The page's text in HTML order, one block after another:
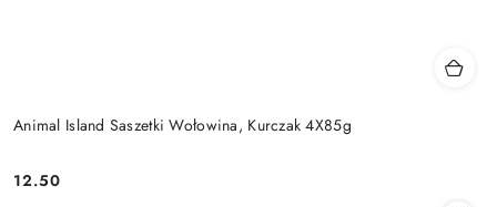
Animal Island Saszetki Wołowina, Kurczak 4X85g
Cena:
12.50